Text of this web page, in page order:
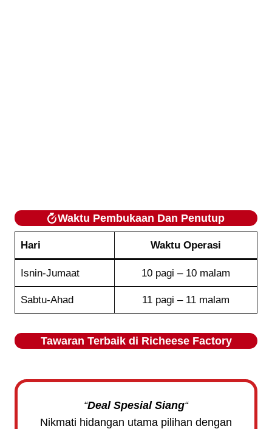
Waktu Pembukaan Dan Penutup
Hari Waktu Operasi
Isnin-Jumaat 10 pagi – 10 malam
Sabtu-Ahad 11 pagi – 11 malam
Tawaran Terbaik di Richeese Factory
“Deal Spesial Siang“
Nikmati hidangan utama pilihan dengan